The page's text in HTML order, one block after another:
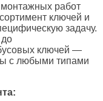
работ
ключей и
задачу.
ключей —
с любыми типами